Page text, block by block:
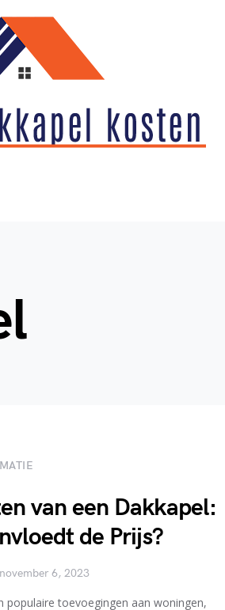
van een Dakkapel:
de Prijs?
november 6, 2023
populaire toevoegingen aan woningen,